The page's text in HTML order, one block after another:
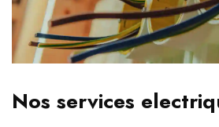
Nos services